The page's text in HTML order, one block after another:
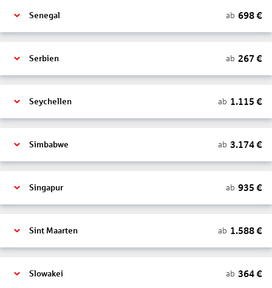
Senegal ab 698€
Serbien ab 267 €
Seychellen ab 1.115 €
Simbabwe ab 3.174€
Singapur ab 935 €
Sint Maarten ab 1.588€
Slowakei ab 364€